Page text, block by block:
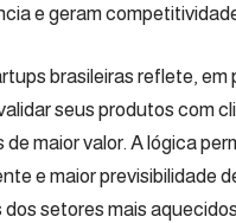
e geram
brasileiras reflete, em
seus produtos com
maior valor. A lógica
e maior previsibilidade
setores mais